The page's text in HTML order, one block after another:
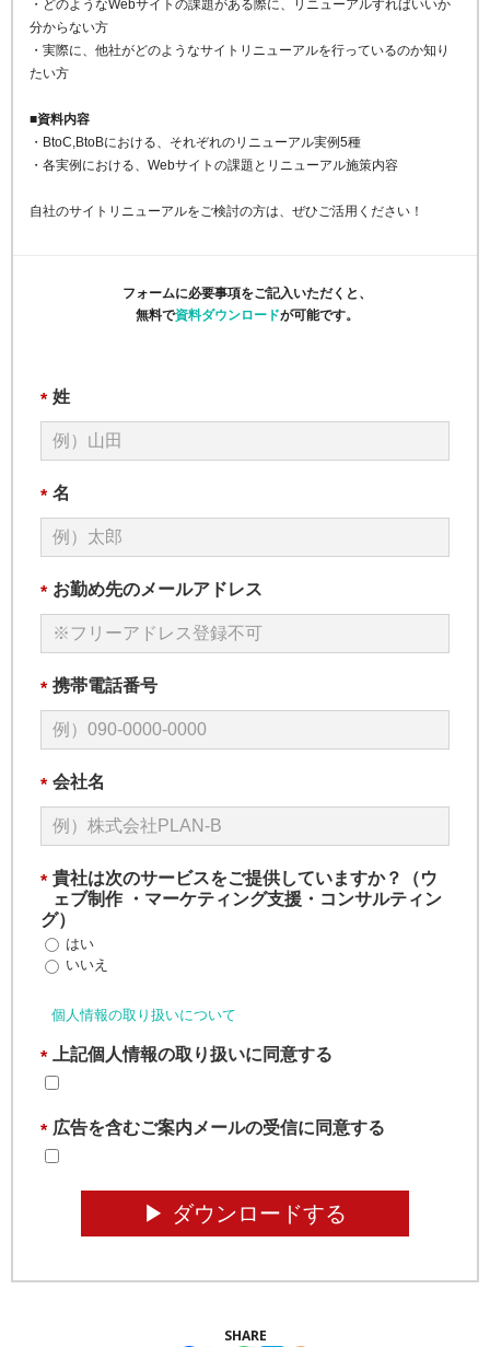
・どのようなWebサイトの課題がある際に、リニューアルすればいいか
分からない方
・実際に、他社がどのようなサイトリニューアルを行っているのか知り
たい方
■資料内容
・BtoC,BtoBにおける、それぞれのリニューアル実例5種
・各実例における、Webサイトの課題とリニューアル施策内容
自社のサイトリニューアルをご検討の方は、ぜひご活用ください！
フォームに必要事項をご記入いただくと、
無料で資料ダウンロードが可能です。
* 姓
* 名
* お勤め先のメールアドレス
* 携帯電話番号
* 会社名
* 貴社は次のサービスをご提供していますか？（ウ
ェブ制作 ・マーケティング支援・コンサルティン
グ）
はい
いいえ
個人情報の取り扱いについて
* 上記個人情報の取り扱いに同意する
* 広告を含むご案内メールの受信に同意する
▶︎ ダウンロードする
SHARE